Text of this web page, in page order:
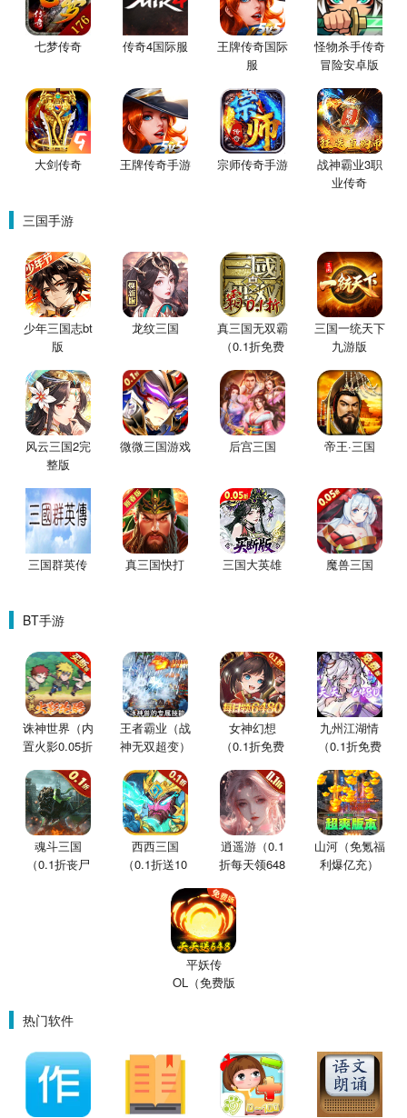
七梦传奇 传奇4国际服
王牌传奇国际
服
怪物杀手传奇
冒险安卓版
大剑传奇 王牌传奇手游 宗师传奇手游
战神霸业3职
业传奇
三国手游
少年三国志bt
版
龙纹三国
真三国无双霸
（0.1折免费
三国一统天下
九游版
风云三国2完
整版
微微三国游戏 后宫三国 帝王·三国
三国群英传 真三国快打 三国大英雄 魔兽三国
BT手游
诛神世界（内
置火影0.05折
王者霸业（战
神无双超变）
女神幻想
（0.1折免费
九州江湖情
（0.1折免费
魂斗三国
（0.1折丧尸
西西三国
（0.1折送10
逍遥游（0.1
折每天领648
山河（免氪福
利爆亿充）
平妖传
OL（免费版
热门软件